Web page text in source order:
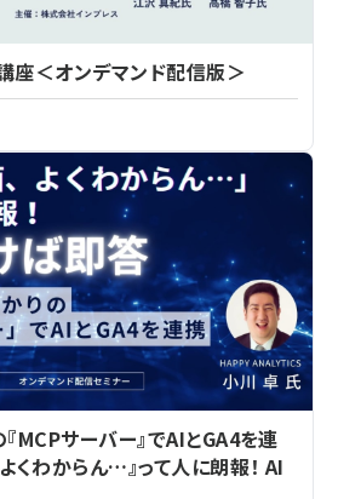
座＜オンデマンド配信版＞
MCPサーバー』でAIとGA4を連
くわからん…』って人に朗報！ AI